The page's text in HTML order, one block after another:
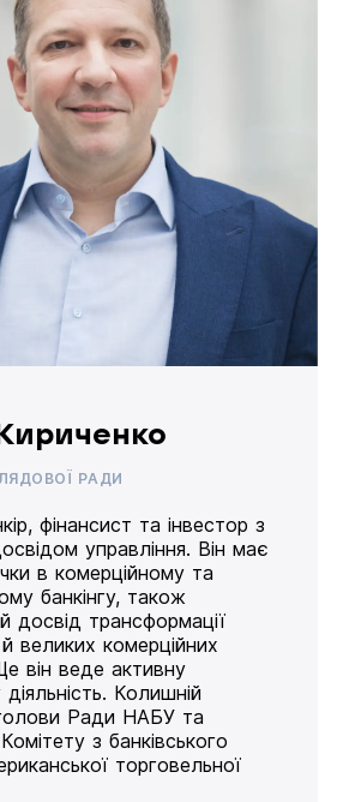
РАДИ
фінансист та інвестор з
управління. Він має
в комерційному та
банкінгу, також
досвід трансформації
й великих комерційних
він веде активну
Колишній
Ради НАБУ та
з банківського
торговельної